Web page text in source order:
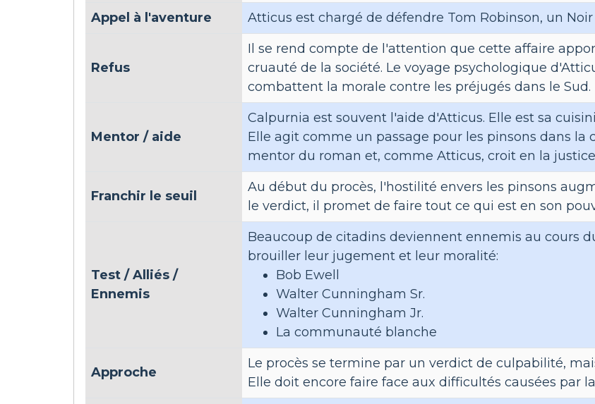
Appel à l'aventure
Atticus est chargé de défendre Tom Robinson, un Noir
Refus
Il se rend compte de l'attention que cette affaire
cruauté de la société. Le voyage psychologique
combattent la morale contre les préjugés dans le Sud.
Mentor / aide
Calpurnia est souvent l'aide d'Atticus. Elle est sa
Elle agit comme un passage pour les pinsons dans
mentor du roman et, comme Atticus, croit en la
Franchir le seuil
Au début du procès, l'hostilité envers les pinsons
le verdict, il promet de faire tout ce qui est en son
Test / Alliés /
Ennemis
Beaucoup de citadins deviennent ennemis au cours
brouiller leur jugement et leur moralité:
Bob Ewell
Walter Cunningham Sr.
Walter Cunningham Jr.
La communauté blanche
Approche
Le procès se termine par un verdict de culpabilité,
Elle doit encore faire face aux difficultés causées par